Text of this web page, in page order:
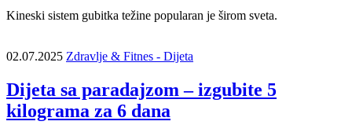
Kineski sistem gubitka težine popularan je širom sveta.
02.07.2025 Zdravlje & Fitnes - Dijeta
Dijeta sa paradajzom – izgubite 5
kilograma za 6 dana